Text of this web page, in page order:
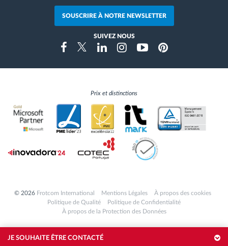
JE SOUHAITE ÊTRE CONTACTÉ
SOUSCRIRE À NOTRE NEWSLETTER
SUIVEZ NOUS
FacebookTwitterLinkedinInstragramYoutubePinterest
Prix et distinctions
© 2026 Frotcom International Mentions Légales
À propos des cookies
Politique de Qualité
Politique de Confidentialité
À propos de la Protection des Données